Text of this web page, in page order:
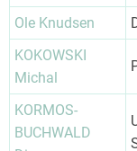
Ole Knudsen
KOKOWSKI
Michal
KORMOS-
BUCHWALD